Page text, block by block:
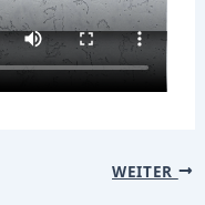
WEITER